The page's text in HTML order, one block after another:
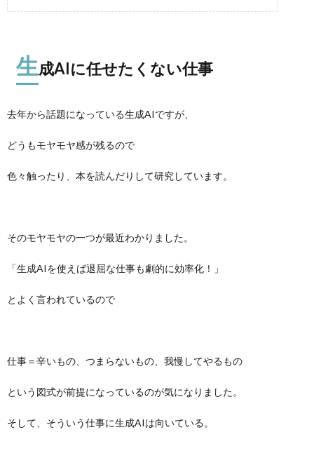
生成AIに任せたくない仕事
去年から話題になっている生成AIですが、
どうもモヤモヤ感が残るので
色々触ったり、本を読んだりして研究しています。
そのモヤモヤの一つが最近わかりました。
「生成AIを使えば退屈な仕事も劇的に効率化！」
とよく言われているので
仕事＝辛いもの、つまらないもの、我慢してやるもの
という図式が前提になっているのが気になりました。
そして、そういう仕事に生成AIは向いている。